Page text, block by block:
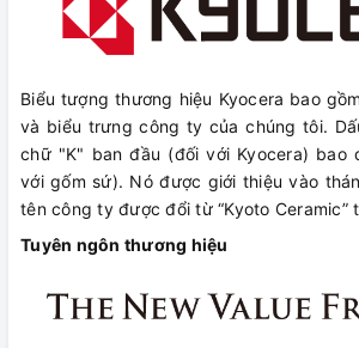
Biểu tượng thương hiệu Kyocera bao
và biểu trưng công ty của chúng tôi.
chữ "K" ban đầu (đối với Kyocera) bao
với gốm sứ). Nó được giới thiệu vào
tên công ty được đổi từ “Kyoto Ceramic”
Tuyên ngôn thương hiệu